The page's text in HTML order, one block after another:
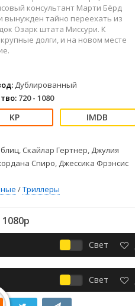
Спорт
Триллеры
2022
2021
Зарубежные
Фильмы из соцетей
консультант Марти Бёрд
вынужден тайно переехать из
Озарк штата Миссури. К
долги, и на новом месте
Дублированный
720 - 1080
Скайлар Гертнер, Джулия
Спиро, Джессика Фрэнсис
/Триллеры
Свет
Свет